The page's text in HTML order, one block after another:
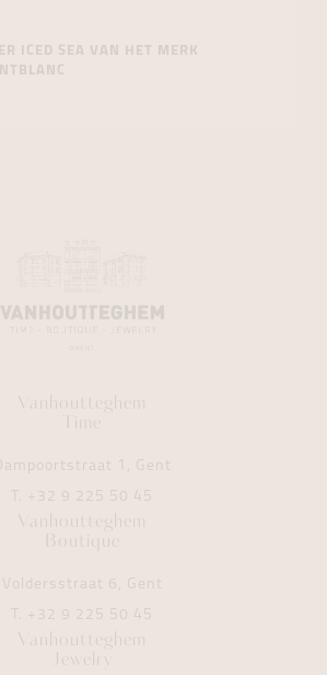
ICED SEA VAN HET MERK
Vanhoutteghem
Time
Dampoortstraat 1, Gent
T. +32 9 225 50 45
Vanhoutteghem
Boutique
Voldersstraat 6, Gent
T. +32 9 225 50 45
Vanhoutteghem
Jewelry